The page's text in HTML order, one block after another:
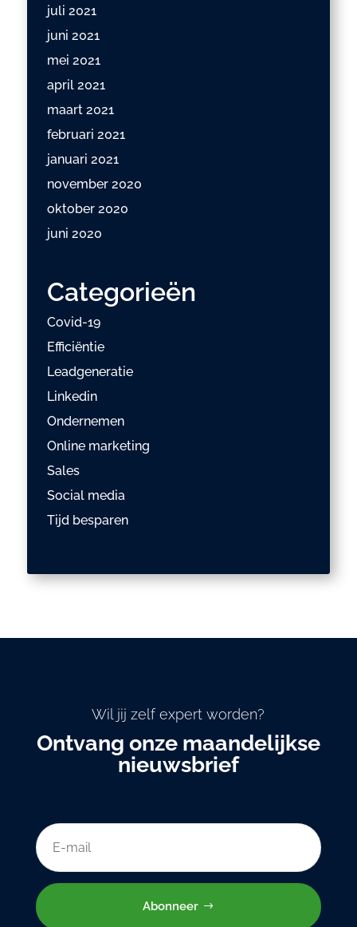
juli 2021
juni 2021
mei 2021
april 2021
maart 2021
februari 2021
januari 2021
november 2020
oktober 2020
juni 2020
Categorieën
Covid-19
Efficiëntie
Leadgeneratie
Linkedin
Ondernemen
Online marketing
Sales
Social media
Tijd besparen
Wil jij zelf expert worden?
Ontvang onze maandelijkse
nieuwsbrief
Abonneer